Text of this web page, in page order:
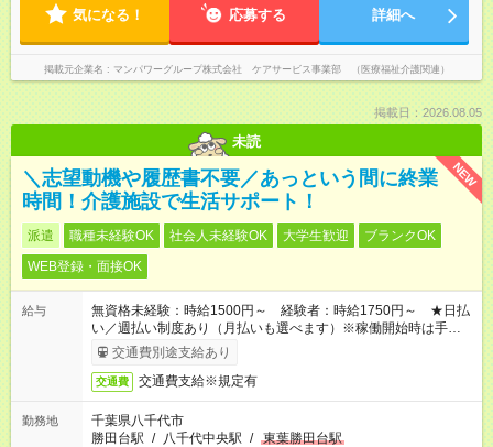
気になる！ 応募する 詳細へ
掲載元企業名 マンパワーグループ株式会社 ケアサービス事業部 （医療福祉介護関連）
掲載日：2026.08.05
未読
NEW
＼志望動機や履歴書不要／あっという間に終業
時間！介護施設で生活サポート！
派遣 職種未経験OK 社会人未経験OK 大学生歓迎
ブランクOK
WEB登録・面接OK
給与
無資格未経験：時給1500円～ 経験者：時給1750円～ ★日払
い／週払い制度あり（月払いも選べます）※稼働開始時は手続き
完了次第のお支払いとなります。
交通費別途支給あり
交通費 交通費支給※規定有
勤務地
千葉県八千代市
勝田台駅 / 八千代中央駅 / 東葉勝田台駅